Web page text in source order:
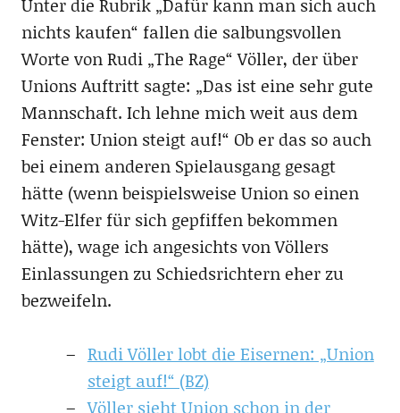
nichts kaufen“ fallen die salbungsvollen
Worte von Rudi „The Rage“ Völler, der über
Unions Auftritt sagte: „Das ist eine sehr gute
Mannschaft. Ich lehne mich weit aus dem
Fenster: Union steigt auf!“ Ob er das so auch
bei einem anderen Spielausgang gesagt
hätte (wenn beispielsweise Union so einen
Witz-Elfer für sich gepfiffen bekommen
hätte), wage ich angesichts von Völlers
Einlassungen zu Schiedsrichtern eher zu
bezweifeln.
Rudi Völler lobt die Eisernen: „Union
steigt auf!“ (BZ)
Völler sieht Union schon in der